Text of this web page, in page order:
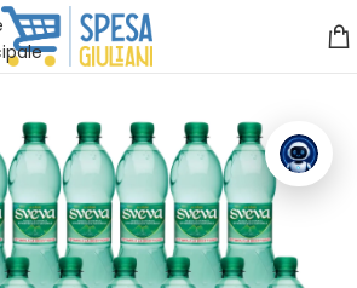
Clicca qui e ti richiamiamo noi